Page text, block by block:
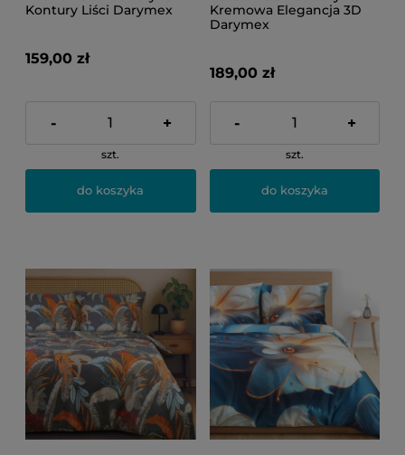
Kontury Liści Darymex
159,00 zł
- +
szt.
do koszyka
Kremowa Elegancja 3D
Darymex
189,00 zł
- +
szt.
do koszyka